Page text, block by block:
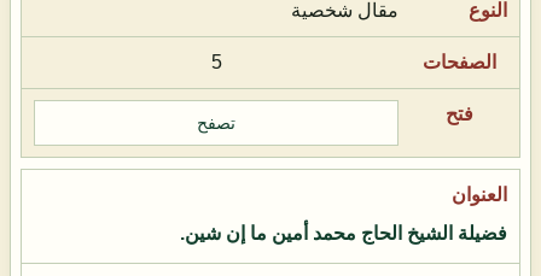
مقال شخصية
5
تصفح
فضيلة الشيخ الحاج محمد أمين ما إن شين.